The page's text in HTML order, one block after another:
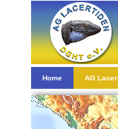
Home AG